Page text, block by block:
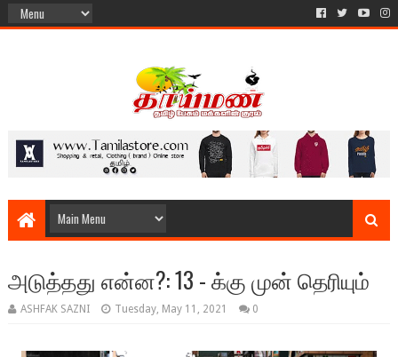
அடுத்தது என்ன?: 13 - க்கு முன் தெரியும்
ASHFAK SAZNI Tuesday, May 11, 2021 0